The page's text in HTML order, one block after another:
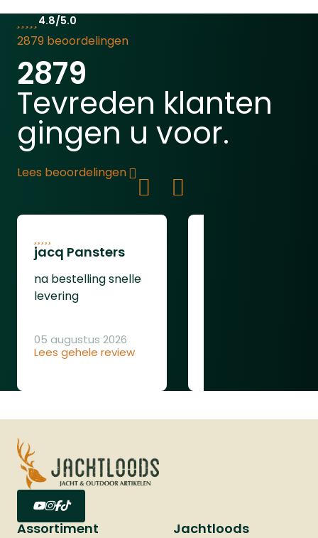
7×627mm, .270
4.8/5.0
2879 beoordelingen
2879
Tevreden klanten
gingen u voor.
Lees beoordelingen
jacq Pansters
na bestelling snelle
levering
Lees gehele review
05 augustus 2026
Assortiment Jachtloods